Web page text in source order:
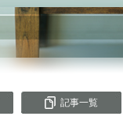
記事一覧